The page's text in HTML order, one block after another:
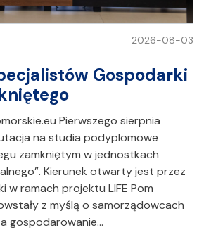
2026-08-03
Gospodarki
Pierwszego sierpnia
na studia podyplomowe
zamkniętym w jednostkach
Kierunek otwarty jest przez
w ramach projektu LIFE Pom
z myślą o samorządowcach
gospodarowanie…